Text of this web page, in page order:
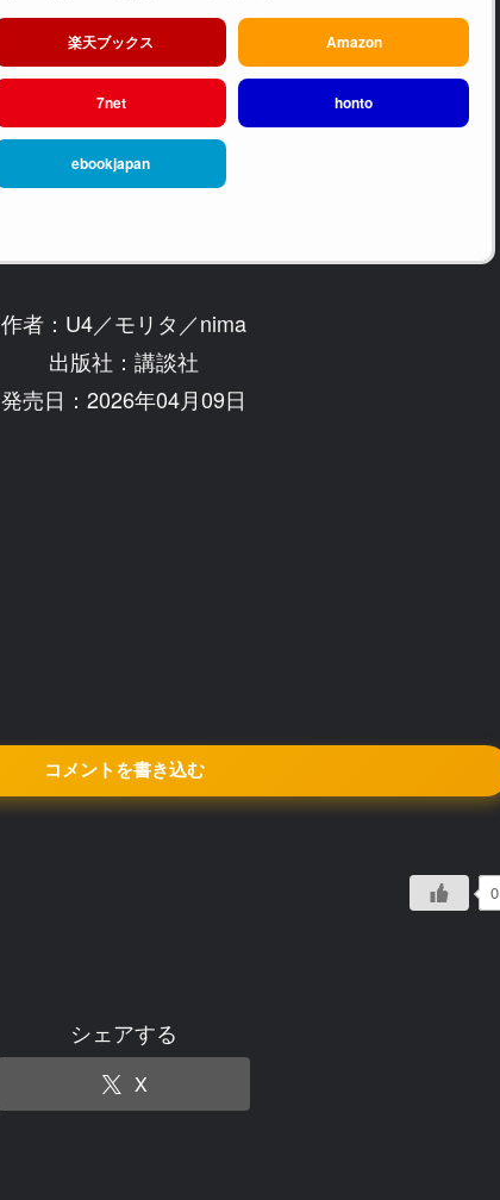
楽天ブックス Amazon
7net honto
ebookjapan
作者：U4／モリタ／nima
出版社：講談社
発売日：2026年04月09日
コメントを書き込む
0
シェアする
X